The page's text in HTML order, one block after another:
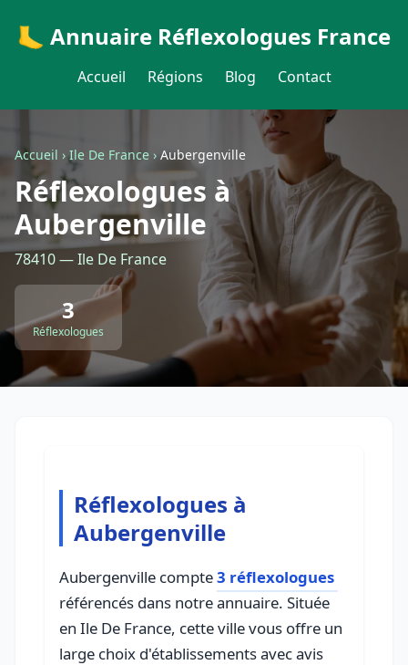
🦶 Annuaire Réflexologues France
Accueil Régions Blog Contact
Accueil ›Ile De France › Aubergenville
Réflexologues à
Aubergenville
78410 — Ile De France
3
Réflexologues
Réflexologues à
Aubergenville
Aubergenville compte3 réflexologues
référencés dans notre annuaire. Située
en Ile De France, cette ville vous offre un
large choix d'établissements avec avis